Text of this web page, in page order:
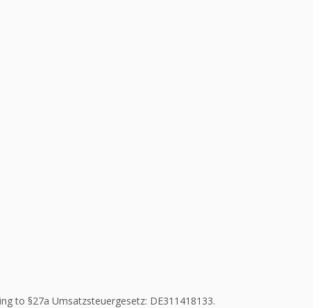
to §27a Umsatzsteuergesetz: DE311418133.